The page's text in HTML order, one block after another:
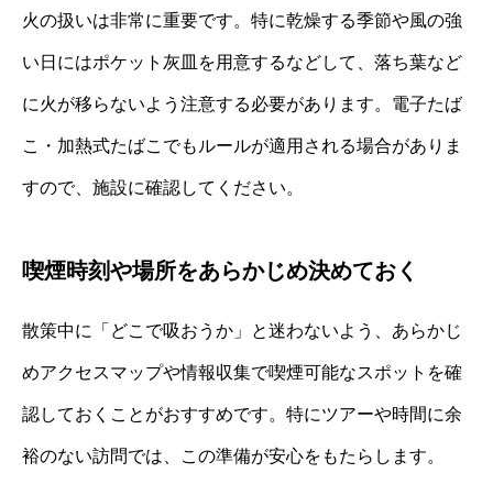
火の扱いは非常に重要です。特に乾燥する季節や風の強
い日にはポケット灰皿を用意するなどして、落ち葉など
に火が移らないよう注意する必要があります。電子たば
こ・加熱式たばこでもルールが適用される場合がありま
すので、施設に確認してください。
喫煙時刻や場所をあらかじめ決めておく
散策中に「どこで吸おうか」と迷わないよう、あらかじ
めアクセスマップや情報収集で喫煙可能なスポットを確
認しておくことがおすすめです。特にツアーや時間に余
裕のない訪問では、この準備が安心をもたらします。